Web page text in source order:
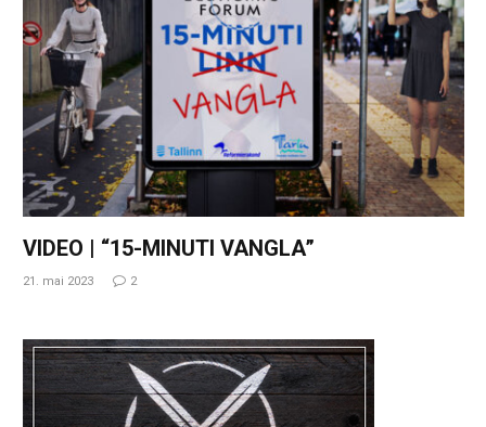
VIDEO | “15-MINUTI VANGLA”
21. mai 2023 2